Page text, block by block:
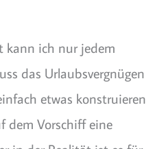
kann ich nur jedem
das Urlaubsvergnügen
etwas konstruieren
dem Vorschiff eine